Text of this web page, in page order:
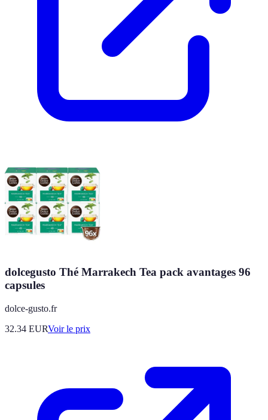
dolcegusto Thé Marrakech Tea pack avantages 96
capsules
dolce-gusto.fr
32.34 EURVoir le prix